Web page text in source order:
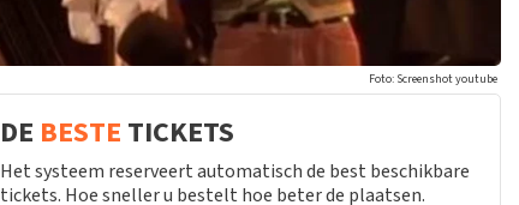
Foto: Screenshot youtube
DE BESTE TICKETS
Het systeem reserveert automatisch de best beschikbare
tickets. Hoe sneller u bestelt hoe beter de plaatsen.